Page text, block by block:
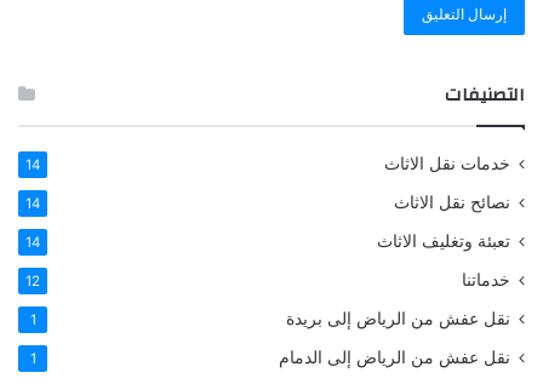
التصنيفات
خدمات نقل الاثاث 14
نصائح نقل الاثاث 14
تعبئة وتغليف الاثاث 14
خدماتنا 12
نقل عفش من الرياض إلى بريدة 1
نقل عفش من الرياض إلى الدمام 1